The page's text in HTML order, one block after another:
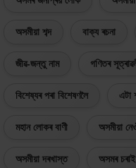
অসমীয়া শব্দ বাক্য ৰচনা
জীৱ-জন্তু নাম গণিতৰ
বিশেষ্যৰ পৰা বিশেষণলৈ এটা
মহান লোকৰ বাণী অসমীয়া
অসমীয়া দৰখাস্ত অসমৰ চৰাই